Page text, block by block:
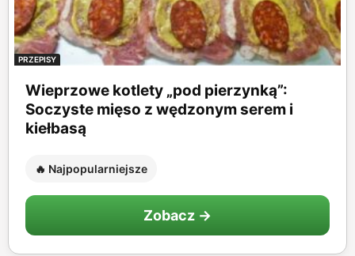
PRZEPISY
Wieprzowe kotlety „pod pierzynką”:
Soczyste mięso z wędzonym serem i
kiełbasą
🔥 Najpopularniejsze
Zobacz →